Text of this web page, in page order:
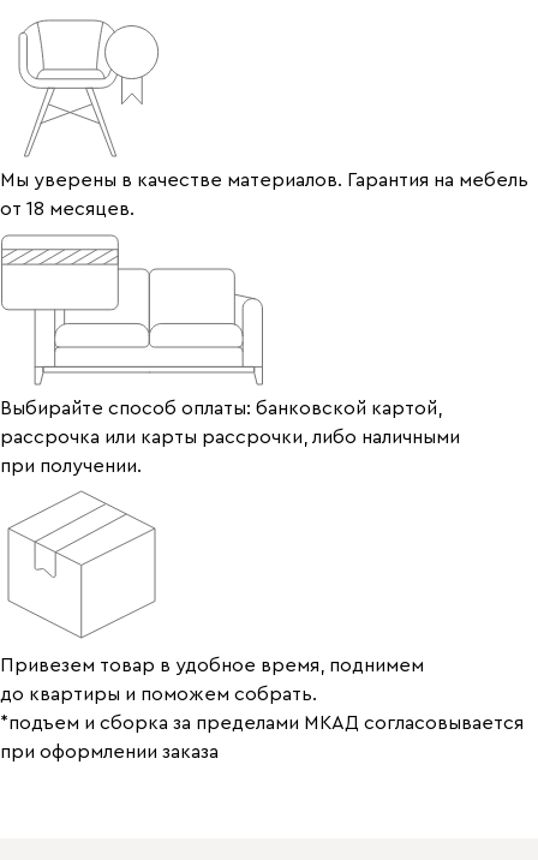
Мы уверены в качестве материалов. Гарантия на мебель
от 18 месяцев.
Выбирайте способ оплаты: банковской картой,
рассрочка или карты рассрочки, либо наличными
при получении.
Привезем товар в удобное время, поднимем
до квартиры и поможем собрать.
*подъем и сборка за пределами МКАД согласовывается
при оформлении заказа